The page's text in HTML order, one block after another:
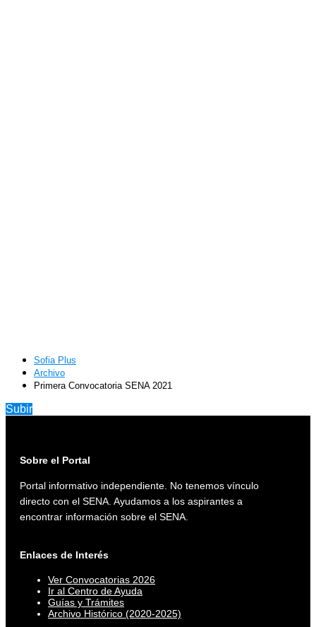
Sofia Plus
Archivo
Primera Convocatoria SENA 2021
Subir
Sobre el Portal
Portal informativo independiente. No tenemos vínculo
directo con el SENA. Ayudamos a los aspirantes a
encontrar información sobre el SENA.
Enlaces de Interés
Ver Convocatorias 2026
Ir al Centro de Ayuda
Guías y Trámites
Archivo Histórico (2020-2025)